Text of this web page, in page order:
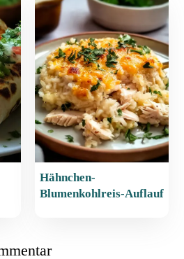
Hähnchen-
Blumenkohlreis-Auflauf